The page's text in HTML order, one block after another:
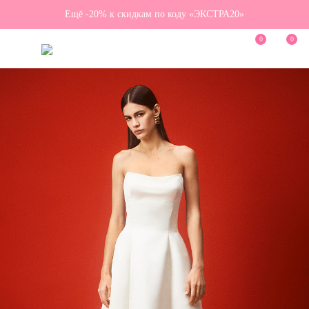
0 0
Ещё -20% к скидкам по коду «ЭКСТРА20»